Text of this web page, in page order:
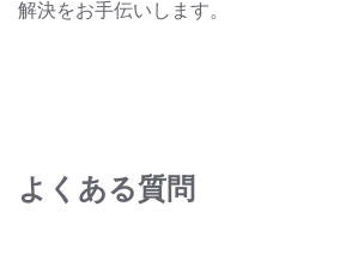
解決をお手伝いします。
よくある質問